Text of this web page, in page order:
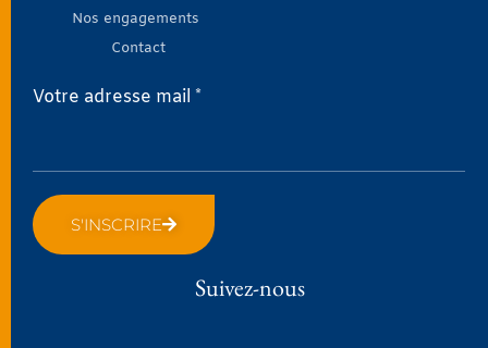
Nos engagements
Contact
Votre adresse mail *
S'INSCRIRE
Suivez-nous